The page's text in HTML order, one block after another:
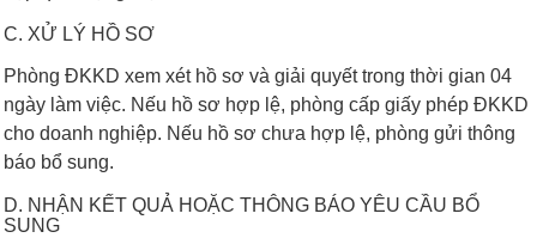
C. XỬ LÝ HỒ SƠ
Phòng ĐKKD xem xét hồ sơ và giải quyết trong thời gian 04
ngày làm việc. Nếu hồ sơ hợp lệ, phòng cấp giấy phép ĐKKD
cho doanh nghiệp. Nếu hồ sơ chưa hợp lệ, phòng gửi thông
báo bổ sung.
D. NHẬN KẾT QUẢ HOẶC THÔNG BÁO YÊU CẦU BỔ
SUNG